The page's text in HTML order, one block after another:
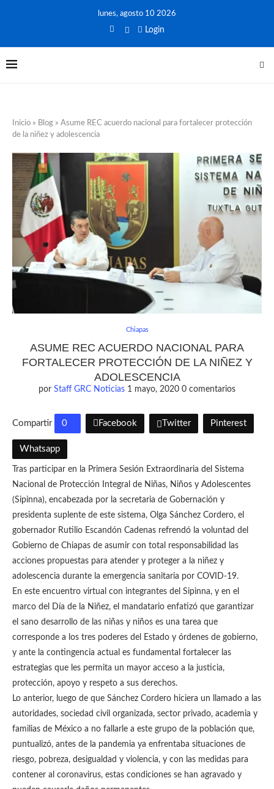
lunes, agosto 10 2026
Login
Inicio » Blog » Asume REC acuerdo nacional para fortalecer protección
de la niñez y adolescencia
Chiapas
ASUME REC ACUERDO NACIONAL PARA
FORTALECER PROTECCIÓN DE LA NIÑEZ Y
ADOLESCENCIA
por Staff GRC Noticias 1 mayo, 2020 0 comentarios
Compartir 0 Facebook Twitter Pinterest
Whatsapp
Tras participar en la Primera Sesión Extraordinaria del Sistema
Nacional de Protección Integral de Niñas, Niños y Adolescentes
(Sipinna), encabezada por la secretaria de Gobernación y
presidenta suplente de este sistema, Olga Sánchez Cordero, el
gobernador Rutilio Escandón Cadenas refrendó la voluntad del
Gobierno de Chiapas de asumir con total responsabilidad las
acciones propuestas para atender y proteger a la niñez y
adolescencia durante la emergencia sanitaria por COVID-19.
En este encuentro virtual con integrantes del Sipinna, y en el
marco del Día de la Niñez, el mandatario enfatizó que garantizar
el sano desarrollo de las niñas y niños es una tarea que
corresponde a los tres poderes del Estado y órdenes de gobierno,
y ante la contingencia actual es fundamental fortalecer las
estrategias que les permita un mayor acceso a la justicia,
protección, apoyo y respeto a sus derechos.
Lo anterior, luego de que Sánchez Cordero hiciera un llamado a las
autoridades, sociedad civil organizada, sector privado, academia y
familias de México a no fallarle a este grupo de la población que,
puntualizó, antes de la pandemia ya enfrentaba situaciones de
riesgo, pobreza, desigualdad y violencia, y con las medidas para
contener al coronavirus, estas condiciones se han agravado y